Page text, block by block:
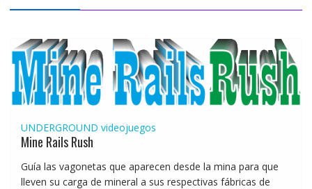
UNDERGROUND videojuegos
Mine Rails Rush
Guía las vagonetas que aparecen desde la mina para que
lleven su carga de mineral a sus respectivas fábricas de